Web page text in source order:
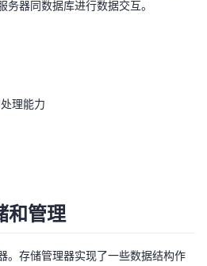
器同数据库进行数据交互。
理能力
和管理
。存储管理器实现了一些数据结构作